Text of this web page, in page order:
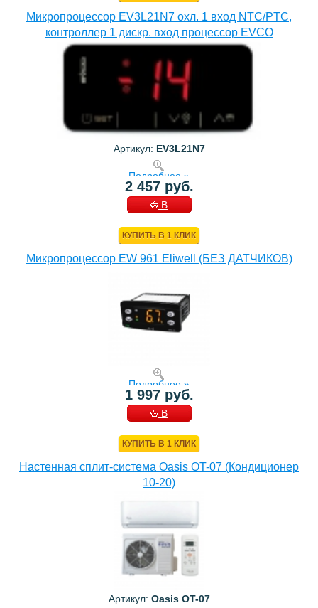
Микропроцессор EV3L21N7 охл. 1 вход NTC/PTC,
контроллер 1 дискр. вход процессор EVCO
Артикул: EV3L21N7
Подробнее »
2 457 руб.
В
КУПИТЬ В 1 КЛИК
Микропроцессор EW 961 Eliwell (БЕЗ ДАТЧИКОВ)
Подробнее »
1 997 руб.
В
КУПИТЬ В 1 КЛИК
Настенная сплит-система Oasis OT-07 (Кондиционер
10-20)
Артикул: Oasis OT-07